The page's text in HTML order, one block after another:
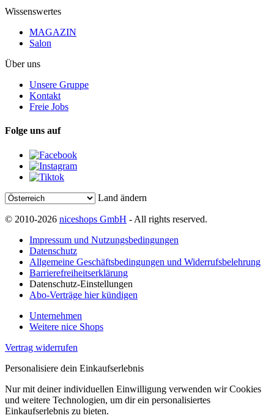
Wissenswertes
MAGAZIN
Salon
Über uns
Unsere Gruppe
Kontakt
Freie Jobs
Folge uns auf
Land ändern
© 2010-2026 niceshops GmbH - All rights reserved.
Impressum und Nutzungsbedingungen
Datenschutz
Allgemeine Geschäftsbedingungen und Widerrufsbelehrung
Barrierefreiheitserklärung
Datenschutz-Einstellungen
Abo-Verträge hier kündigen
Unternehmen
Weitere nice Shops
Vertrag widerrufen
Personalisiere dein Einkaufserlebnis
Nur mit deiner individuellen Einwilligung verwenden wir Cookies
und weitere Technologien, um dir ein personalisiertes
Einkaufserlebnis zu bieten.